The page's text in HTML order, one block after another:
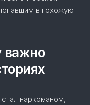
в похожую
важно
наркоманом,